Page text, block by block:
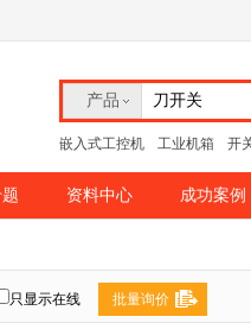
产品
嵌入式工控机 工业机箱 开
资料中心 成功案例
只显示在线 批量询价